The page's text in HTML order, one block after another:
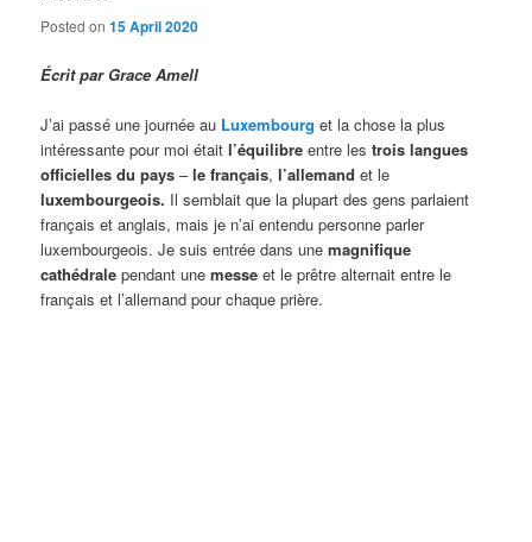
Posted on15 April 2020
Écrit par Grace Amell
J’ai passé une journée au Luxembourg et la chose la plus
intéressante pour moi étaitl’équilibre entre lestrois langues
officielles du pays –le français,l’allemand et le
luxembourgeois. Il semblait que la plupart des gens parlaient
français et anglais, mais je n’ai entendu personne parler
luxembourgeois. Je suis entrée dans unemagnifique
cathédrale pendant unemesse et le prêtre alternait entre le
français et l’allemand pour chaque prière.